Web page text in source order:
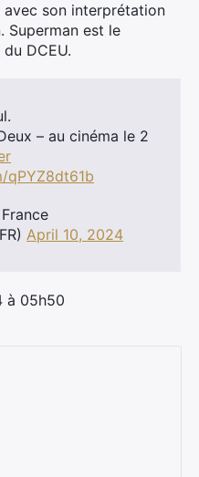
avec son interprétation
Superman est le
DCEU.
– au cinéma le 2
qPYZ8dt61b
April 10, 2024
à 05h50